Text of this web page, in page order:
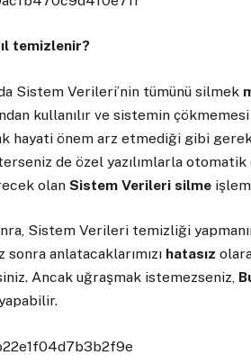
temizlenir?
Sistem Verileri’nin tümünü silmek
kullanılır ve sistemin çökmemesi
hayati önem arz etmediği gibi
de özel yazılımlarla
olanSistem Verileri silme
Sistem Verileri temizliği
anlatacaklarımızı hatasız
Ancak uğraşmak istemezseniz,